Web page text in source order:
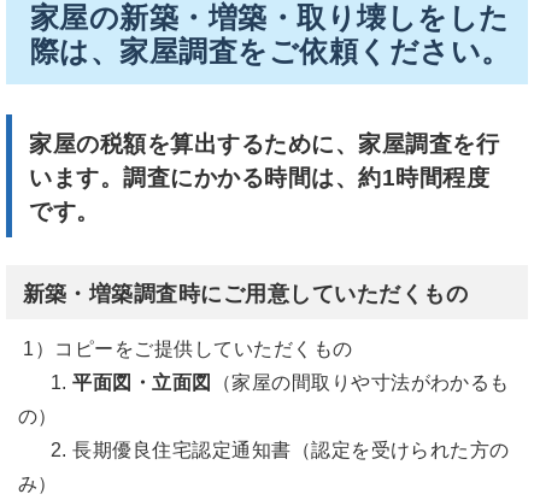
家屋の新築・増築・取り壊しをした
際は、家屋調査をご依頼ください。
家屋の税額を算出するために、家屋調査を行
います。調査にかかる時間は、約1時間程度
です。
新築・増築調査時にご用意していただくもの
1）コピーをご提供していただくもの
1. 平面図・立面図
（家屋の間取りや寸法がわかるも
の）
2. 長期優良住宅認定通知書（認定を受けられた方の
み）